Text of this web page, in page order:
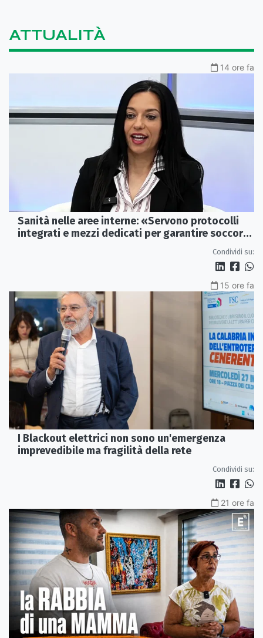
ATTUALITÀ
14 ore fa
Sanità nelle aree interne: «Servono protocolli
integrati e mezzi dedicati per garantire soccorsi
Condividi su:
15 ore fa
I Blackout elettrici non sono un'emergenza
imprevedibile ma fragilità della rete
Condividi su:
21 ore fa